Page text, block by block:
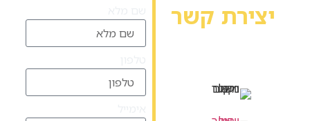
יצירת קשר